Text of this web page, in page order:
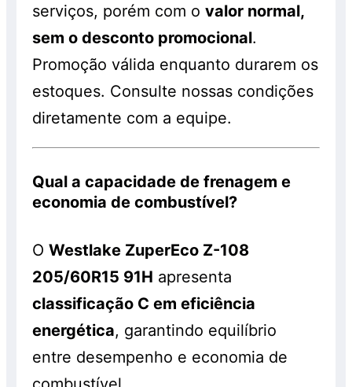
serviços, porém com ovalor normal,
sem o desconto promocional.
Promoção válida enquanto durarem os
estoques. Consulte nossas condições
diretamente com a equipe.
Qual a capacidade de frenagem e
economia de combustível?
OWestlake ZuperEco Z-108
205/60R15 91H apresenta
classificação C em eficiência
energética, garantindo equilíbrio
entre desempenho e economia de